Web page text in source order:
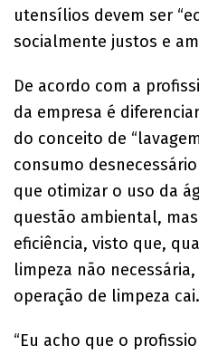
utensílios devem ser
socialmente justos e
De acordo com a
da empresa é
do conceito de
consumo
que otimizar o uso da
questão ambiental,
eficiência, visto que,
limpeza não
operação de limpeza cai.
“Eu acho que o